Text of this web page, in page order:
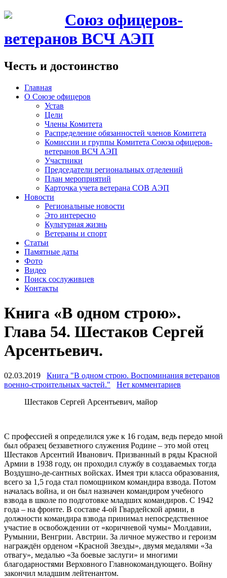
Союз офицеров-
ветеранов ВСЧ АЭП
Честь и достоинство
Главная
О Союзе офицеров
Устав
Цели
Члены Комитета
Распределение обязанностей членов Комитета
Комиссии и группы Комитета Союза офицеров-
ветеранов ВСЧ АЭП
Участники
Председатели региональных отделений
План мероприятий
Карточка учета ветерана CОВ АЭП
Новости
Региональные новости
Это интересно
Культурная жизнь
Ветераны и спорт
Статьи
Памятные даты
Фото
Видео
Поиск сослуживцев
Контакты
Книга «В одном строю».
Глава 54. Шестаков Сергей
Арсентьевич.
02.03.2019
Книга "В одном строю. Воспоминания ветеранов
военно-строительных частей."
Нет комментариев
Шестаков Сергей Арсентьевич, майор
С профессией я определился уже к 16 годам, ведь передо мной
был образец беззаветного служения Родине – это мой отец
Шестаков Арсентий Иванович. Призванный в ряды Красной
Армии в 1938 году, он проходил службу в создаваемых тогда
Воздушно-де-сантных войсках. Имея три класса образования,
всего за 1,5 года стал помощником командира взвода. Потом
началась война, и он был назначен командиром учебного
взвода в школе по подготовке младших командиров. С 1942
года – на фронте. В составе 4‑ой Гвардейской армии, в
должности командира взвода принимал непосредственное
участие в освобождении от «коричневой чумы» Молдавии,
Румынии, Венгрии. Австрии. За личное мужество и героизм
награждён орденом «Красной Звезды», двумя медалями «За
отвагу», медалью «За боевые заслуги» и многими
благодарностями Верховного Главнокомандующего. Войну
закончил младшим лейтенантом.